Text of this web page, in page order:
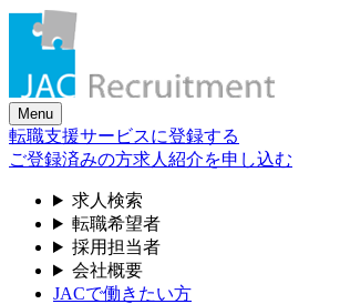
Skip
content
Menu
転職支援サービスに登録する
ご登録済みの方求人紹介を申し込む
求人検索
転職希望者
採用担当者
会社概要
JACで働きたい方